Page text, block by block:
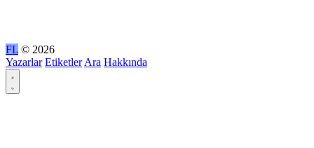
FL © 2026
Yazarlar Etiketler Ara Hakkında